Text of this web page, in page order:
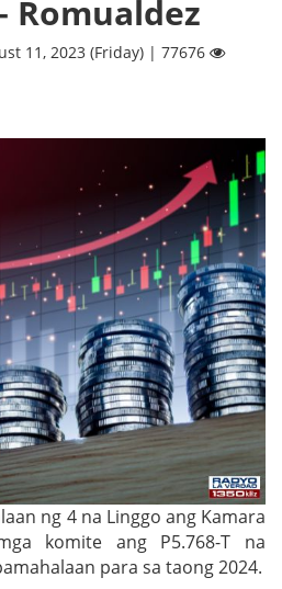
Romualdez
11, 2023 (Friday) | 77676
ng 4 na Linggo ang Kamara
komite ang P5.768-T na
para sa taong 2024.